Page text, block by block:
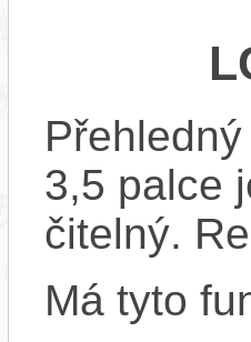
3,5 palce
čitelný.
Má tyto